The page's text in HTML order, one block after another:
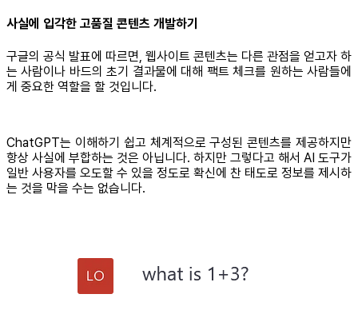
사실에 입각한 고품질 콘텐츠 개발하기
구글의 공식 발표에 따르면, 웹사이트 콘텐츠는 다른 관점을 얻고자 하
는 사람이나 바드의 초기 결과물에 대해 팩트 체크를 원하는 사람들에
게 중요한 역할을 할 것입니다.
ChatGPT는 이해하기 쉽고 체계적으로 구성된 콘텐츠를 제공하지만
항상 사실에 부합하는 것은 아닙니다. 하지만 그렇다고 해서 AI 도구가
일반 사용자를 오도할 수 있을 정도로 확신에 찬 태도로 정보를 제시하
는 것을 막을 수는 없습니다.